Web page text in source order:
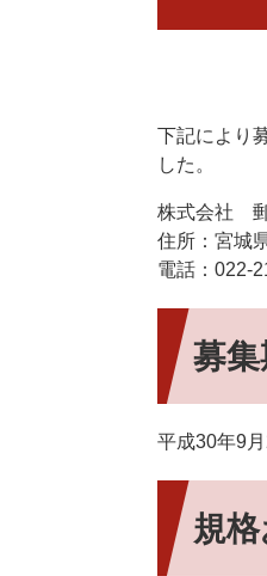
下記により
した。
株式会社
住所：宮城
電話：022-
募集
平成30年9
規